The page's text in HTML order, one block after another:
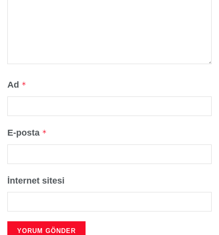
Ad *
E-posta *
İnternet sitesi